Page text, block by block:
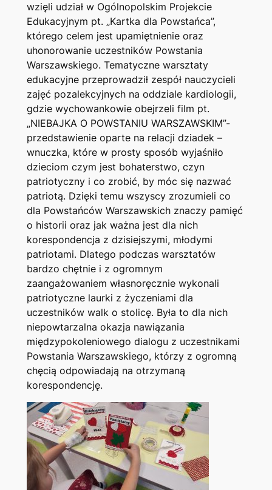
wzięli udział w Ogólnopolskim Projekcie
Edukacyjnym pt. „Kartka dla Powstańca”,
którego celem jest upamiętnienie oraz
uhonorowanie uczestników Powstania
Warszawskiego. Tematyczne warsztaty
edukacyjne przeprowadził zespół nauczycieli
zajęć pozalekcyjnych na oddziale kardiologii,
gdzie wychowankowie obejrzeli film pt.
„NIEBAJKA O POWSTANIU WARSZAWSKIM”-
przedstawienie oparte na relacji dziadek –
wnuczka, które w prosty sposób wyjaśniło
dzieciom czym jest bohaterstwo, czyn
patriotyczny i co zrobić, by móc się nazwać
patriotą. Dzięki temu wszyscy zrozumieli co
dla Powstańców Warszawskich znaczy pamięć
o historii oraz jak ważna jest dla nich
korespondencja z dzisiejszymi, młodymi
patriotami. Dlatego podczas warsztatów
bardzo chętnie i z ogromnym
zaangażowaniem własnoręcznie wykonali
patriotyczne laurki z życzeniami dla
uczestników walk o stolicę. Była to dla nich
niepowtarzalna okazja nawiązania
międzypokoleniowego dialogu z uczestnikami
Powstania Warszawskiego, którzy z ogromną
chęcią odpowiadają na otrzymaną
korespondencję.